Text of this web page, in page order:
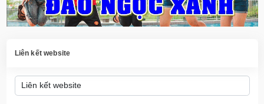
Liên kết website